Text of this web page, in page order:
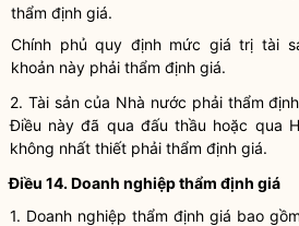
thẩm định giá.
Chính phủ quy định mức giá trị tài
khoản này phải thẩm định giá.
2. Tài sản của Nhà nước phải thẩm
Điều này đã qua đấu thầu hoặc qua
không nhất thiết phải thẩm định giá.
Điều 14. Doanh nghiệpthẩm định giá
1. Doanh nghiệp thẩm định giá bao